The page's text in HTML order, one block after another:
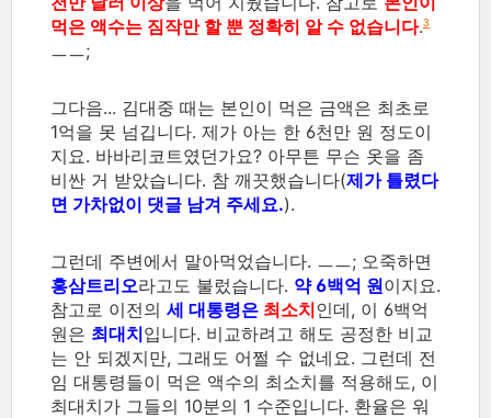
먹은 액수는 짐작만 할 뿐 정확히 알 수 없습니다.3
ㅡㅡ;
그다음... 김대중 때는 본인이 먹은 금액은 최초로
1억을 못 넘깁니다. 제가 아는 한 6천만 원 정도이
지요. 바바리코트였던가요? 아무튼 무슨 옷을 좀
비싼 거 받았습니다. 참 깨끗했습니다(제가 틀렸다
면 가차없이 댓글 남겨 주세요.).
그런데 주변에서 말아먹었습니다. ㅡㅡ; 오죽하면
홍삼트리오라고도 불렀습니다. 약 6백억 원이지요.
참고로 이전의 세 대통령은 최소치인데, 이 6백억
원은 최대치입니다. 비교하려고 해도 공정한 비교
는 안 되겠지만, 그래도 어쩔 수 없네요. 그런데 전
임 대통령들이 먹은 액수의 최소치를 적용해도, 이
최대치가 그들의 10분의 1 수준입니다. 환율은 워